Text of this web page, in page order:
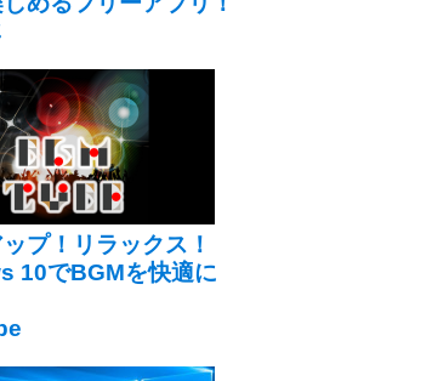
プ！リラックス！
10でBGMを快適に